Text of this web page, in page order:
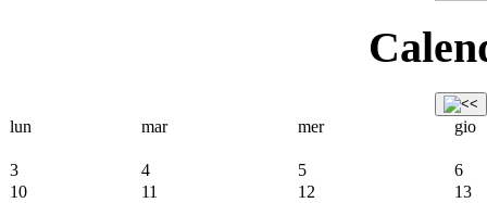
lun
mar mer gio
3 4 5
6
10
11 12
13